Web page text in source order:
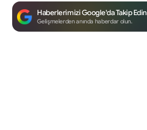
Haberlerimizi Google'da Takip Edin
Gelişmelerden anında haberdar olun.